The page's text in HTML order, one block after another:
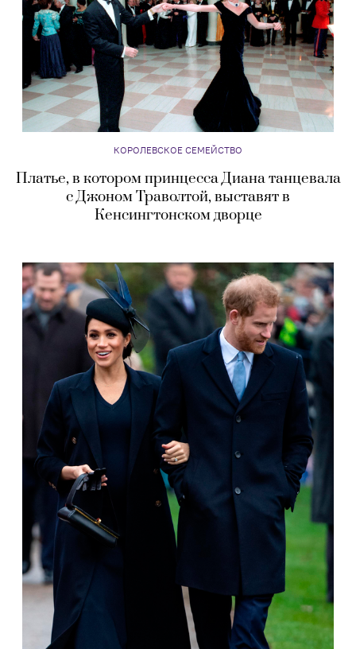
КОРОЛЕВСКОЕ СЕМЕЙСТВО
Платье, в котором принцесса Диана танцевала
с Джоном Траволтой, выставят в
Кенсингтонском дворце